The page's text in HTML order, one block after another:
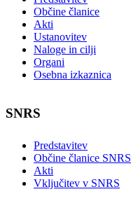
Občine članice
Akti
Ustanovitev
Naloge in cilji
Organi
Osebna izkaznica
SNRS
Predstavitev
Občine članice SNRS
Akti
Vključitev v SNRS